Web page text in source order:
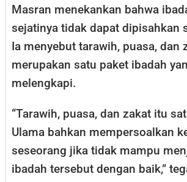
Masran menekankan bahwa
sejatinya tidak dapat dipisahkan
Ia menyebut tarawih, puasa, dan
merupakan satu paket ibadah
melengkapi.
“Tarawih, puasa, dan zakat itu
Ulama bahkan mempersoalkan
seseorang jika tidak mampu
ibadah tersebut dengan baik,”